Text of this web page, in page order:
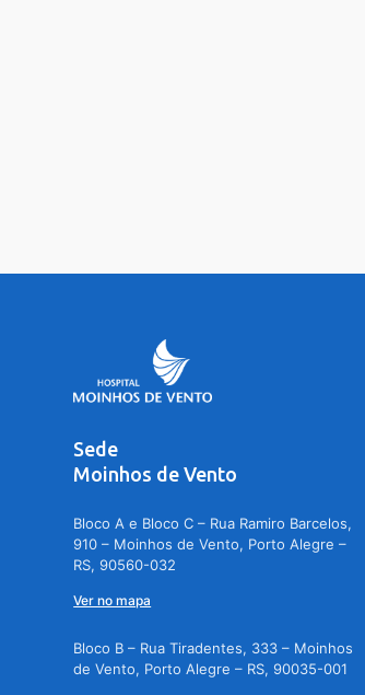
Sede
Moinhos de Vento
Bloco A e Bloco C – Rua Ramiro Barcelos,
910 – Moinhos de Vento, Porto Alegre –
RS, 90560-032
Ver no mapa
Bloco B – Rua Tiradentes, 333 – Moinhos
de Vento, Porto Alegre – RS, 90035-001